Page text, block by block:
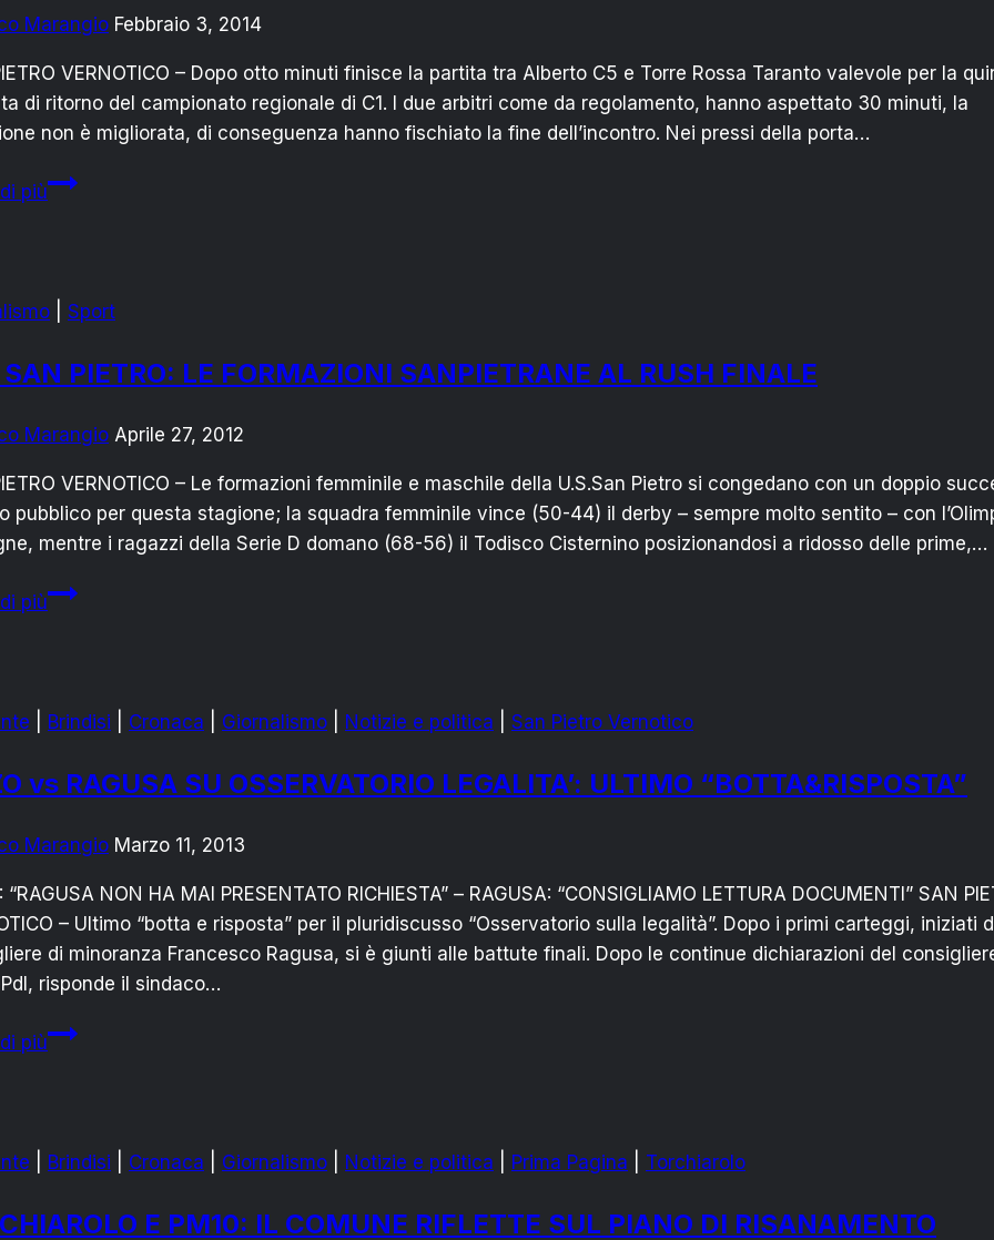
Marangio Febbraio 3, 2014
VERNOTICO – Dopo otto minuti finisce la partita tra Alberto C5 e Torre Rossa Taranto valevole per la
di ritorno del campionato regionale di C1. I due arbitri come da regolamento, hanno aspettato 30 minuti, la
non è migliorata, di conseguenza hanno fischiato la fine dell’incontro. Nei pressi della porta…
piùALBERTO
PER
DEL
CAMPO
Sport
PIETRO: LE FORMAZIONI SANPIETRANE AL RUSH FINALE
Marangio Aprile 27, 2012
VERNOTICO – Le formazioni femminile e maschile della U.S.San Pietro si congedano con un doppio
pubblico per questa stagione; la squadra femminile vince (50-44) il derby – sempre molto sentito – con
mentre i ragazzi della Serie D domano (68-56) il Todisco Cisternino posizionandosi a ridosso delle prime,…
piùU.S.
FORMAZIONI
AL
RUSH
Brindisi Cronaca Giornalismo Notizie e politica San Pietro Vernotico
vs RAGUSA SU OSSERVATORIO LEGALITA’: ULTIMO “BOTTA&RISPOSTA”
Marangio Marzo 11, 2013
“RAGUSA NON HA MAI PRESENTATO RICHIESTA” – RAGUSA: “CONSIGLIAMO LETTURA DOCUMENTI” SAN
– Ultimo “botta e risposta” per il pluridiscusso “Osservatorio sulla legalità”. Dopo i primi carteggi, iniziati
di minoranza Francesco Ragusa, si è giunti alle battute finali. Dopo le continue dichiarazioni del
risponde il sindaco…
piùRIZZO
OSSERVATORIO
ULTIMO
Brindisi Cronaca Giornalismo Notizie e politica Prima Pagina Torchiarolo
E PM10: IL COMUNE RIFLETTE SUL PIANO DI RISANAMENTO